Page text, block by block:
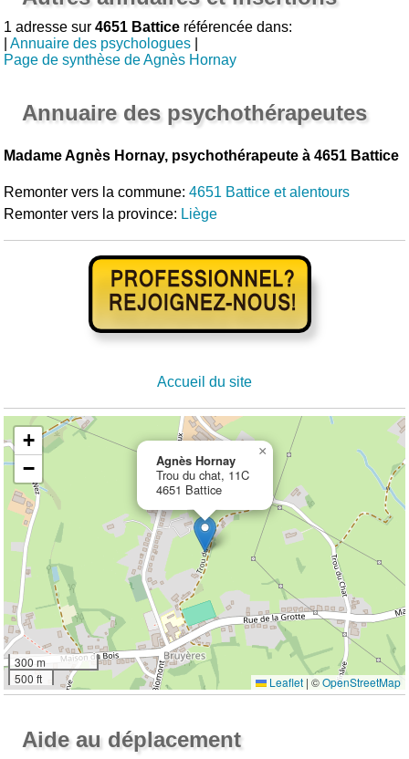
1 adresse sur4651 Battice référencée dans:
|Annuaire des psychologues
Page de synthèse de Agnès Hornay
Annuaire des psychothérapeutes
Madame Agnès Hornay, psychothérapeute à 4651 Battice
Remonter vers la commune:4651 Battice et alentours
Remonter vers la province: Liège
Accueil du site
Agnès Hornay
Trou du chat, 11C
4651 Battice
×
+
−
300 m
500 ft
Leaflet | ©OpenStreetMap
Aide au déplacement